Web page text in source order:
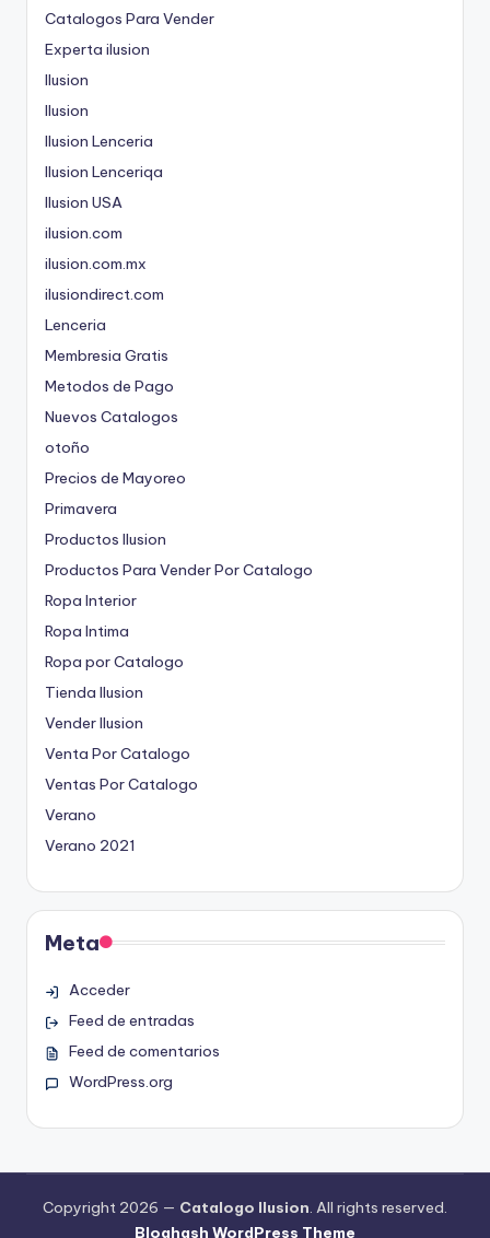
Catalogos Para Vender
Experta ilusion
Ilusion
Ilusion
Ilusion Lenceria
Ilusion Lenceriqa
Ilusion USA
ilusion.com
ilusion.com.mx
ilusiondirect.com
Lenceria
Membresia Gratis
Metodos de Pago
Nuevos Catalogos
otoño
Precios de Mayoreo
Primavera
Productos Ilusion
Productos Para Vender Por Catalogo
Ropa Interior
Ropa Intima
Ropa por Catalogo
Tienda Ilusion
Vender Ilusion
Venta Por Catalogo
Ventas Por Catalogo
Verano
Verano 2021
Meta
Acceder
Feed de entradas
Feed de comentarios
WordPress.org
Copyright 2026 — Catalogo Ilusion. All rights reserved.
Bloghash WordPress Theme